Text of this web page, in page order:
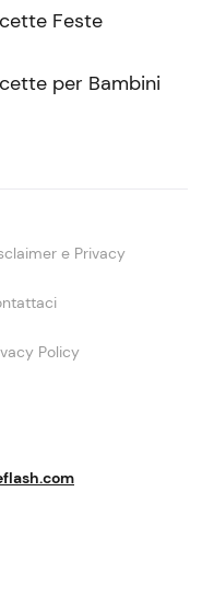
Feste
per Bambini
e Privacy
Policy